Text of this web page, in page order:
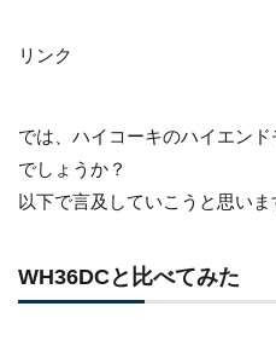
リンク
では、ハイコーキのハイエン
でしょうか？
以下で言及していこうと思いま
WH36DCと比べてみた